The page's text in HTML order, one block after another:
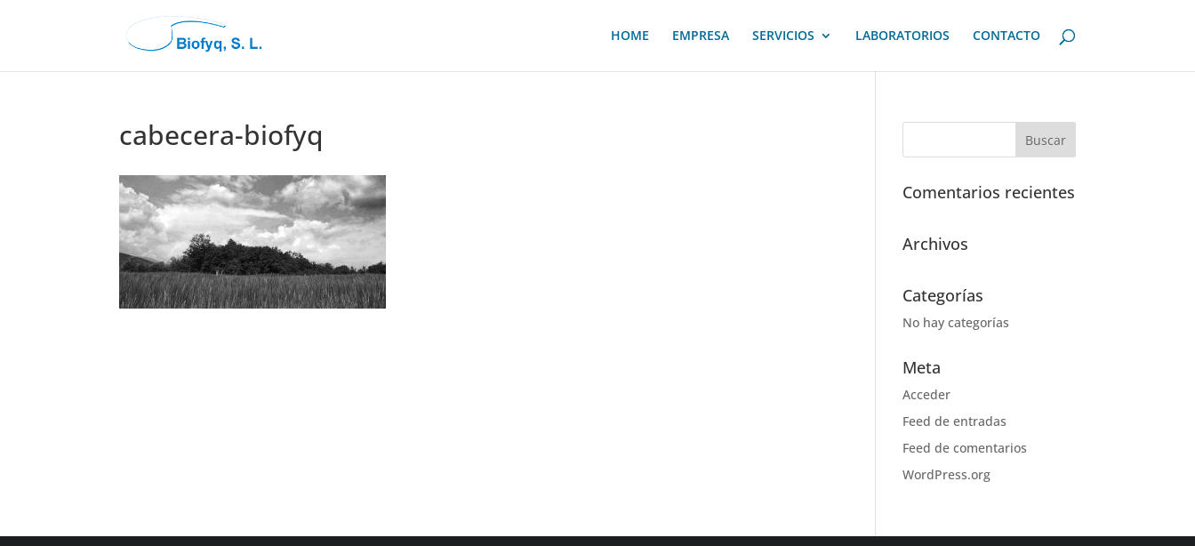
HOME EMPRESA SERVICIOS LABORATORIOS CONTACTO
cabecera-biofyq
Comentarios recientes
Archivos
Categorías
No hay categorías
Meta
Acceder
Feed de entradas
Feed de comentarios
WordPress.org